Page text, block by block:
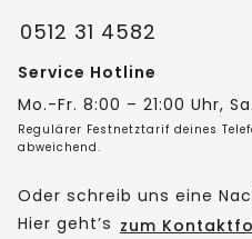
0512 31 4582
Service Hotline
Mo.-Fr. 8:00 – 21:00 Uhr,
Regulärer Festnetztarif deines
abweichend.
Oder schreib uns eine
Hier geht’s zum